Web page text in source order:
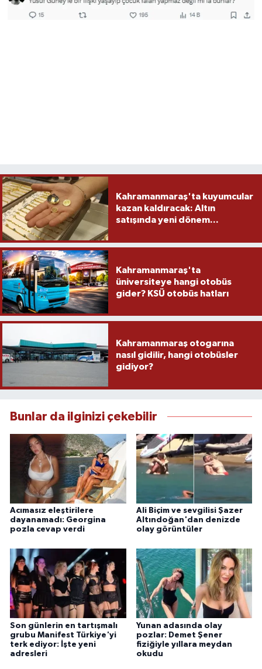
Kahramanmaraş'ta kuyumcular
kazan kaldıracak: Altın
satışında yeni dönem...
Kahramanmaraş'ta
üniversiteye hangi otobüs
gider? KSÜ otobüs hatları
Kahramanmaraş otogarına
nasıl gidilir, hangi otobüsler
gidiyor?
Bunlar da ilginizi çekebilir
Acımasız eleştirilere
dayanamadı: Georgina
pozla cevap verdi
Ali Biçim ve sevgilisi Şazer
Altındoğan'dan denizde
olay görüntüler
Son günlerin en tartışmalı
grubu Manifest Türkiye'yi
terk ediyor: İşte yeni
adresleri
Yunan adasında olay
pozlar: Demet Şener
fiziğiyle yıllara meydan
okudu